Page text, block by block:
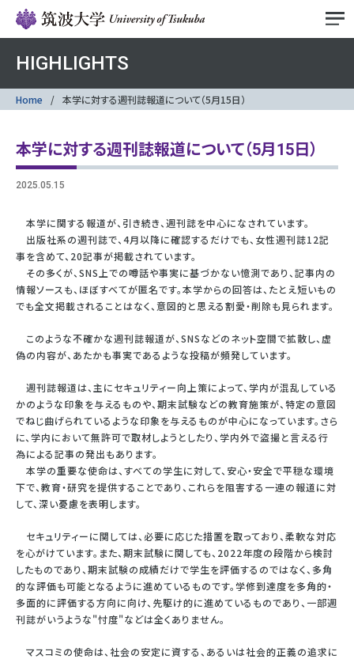
HIGHLIGHTS
Home 本学に対する週刊誌報道について（5月15日）
本学に対する週刊誌報道について（5月15日）
2025.05.15
本学に関する報道が、引き続き、週刊誌を中心になされています。
出版社系の週刊誌で、4月以降に確認するだけでも、女性週刊誌12記
事を含めて、20記事が掲載されています。
その多くが、SNS上での噂話や事実に基づかない憶測であり、記事内の
情報ソースも、ほぼすべてが匿名です。本学からの回答は、たとえ短いもの
でも全文掲載されることはなく、意図的と思える割愛・削除も見られます。
このような不確かな週刊誌報道が、SNSなどのネット空間で拡散し、虚
偽の内容が、あたかも事実であるような投稿が頻発しています。
週刊誌報道は、主にセキュリティー向上策によって、学内が混乱している
かのような印象を与えるものや、期末試験などの教育施策が、特定の意図
でねじ曲げられているような印象を与えるものが中心になっています。さら
に、学内において無許可で取材しようとしたり、学内外で盗撮と言える行
為による記事の発出もあります。
本学の重要な使命は、すべての学生に対して、安心・安全で平穏な環境
下で、教育・研究を提供することであり、これらを阻害する一連の報道に対
して、深い憂慮を表明します。
セキュリティーに関しては、必要に応じた措置を取っており、柔軟な対応
を心がけています。また、期末試験に関しても、2022年度の段階から検討
したものであり、期末試験の成績だけで学生を評価するのではなく、多角
的な評価も可能となるように進めているものです。学修到達度を多角的・
多面的に評価する方向に向け、先駆け的に進めているものであり、一部週
刊誌がいうような"忖度"などは全くありません。
マスコミの使命は、社会の安定に資する、あるいは社会的正義の追求に